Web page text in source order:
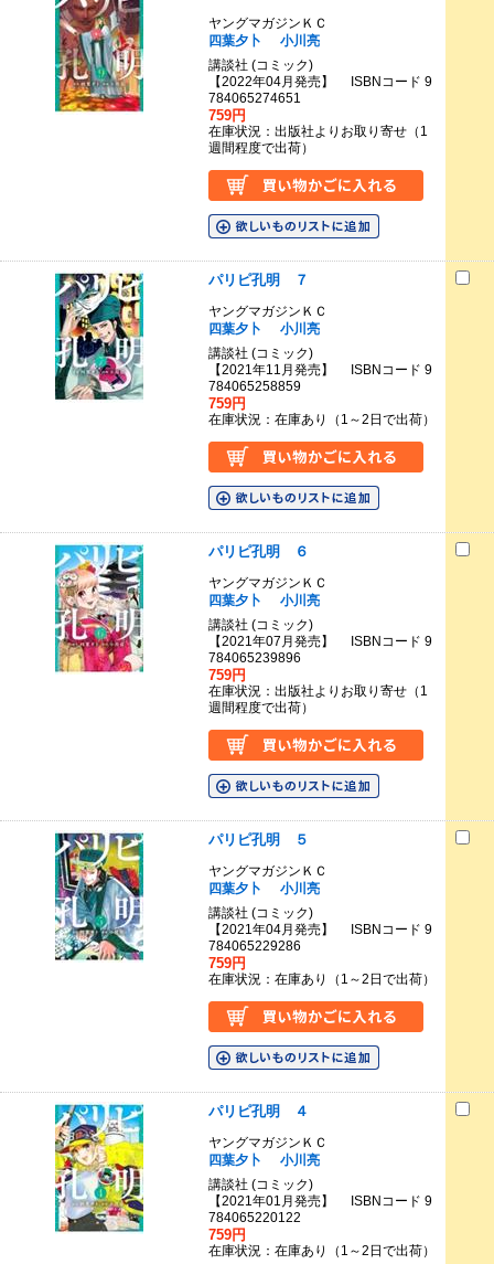
ヤングマガジンＫＣ
四葉夕卜
小川亮
講談社 (コミック)
【2022年04月発売】 ISBNコード 9
784065274651
759円
在庫状況：出版社よりお取り寄せ（1
週間程度で出荷）
パリピ孔明 ７
ヤングマガジンＫＣ
四葉夕卜
小川亮
講談社 (コミック)
【2021年11月発売】 ISBNコード 9
784065258859
759円
在庫状況：在庫あり（1～2日で出荷）
パリピ孔明 ６
ヤングマガジンＫＣ
四葉夕卜
小川亮
講談社 (コミック)
【2021年07月発売】 ISBNコード 9
784065239896
759円
在庫状況：出版社よりお取り寄せ（1
週間程度で出荷）
パリピ孔明 ５
ヤングマガジンＫＣ
四葉夕卜
小川亮
講談社 (コミック)
【2021年04月発売】 ISBNコード 9
784065229286
759円
在庫状況：在庫あり（1～2日で出荷）
パリピ孔明 ４
ヤングマガジンＫＣ
四葉夕卜
小川亮
講談社 (コミック)
【2021年01月発売】 ISBNコード 9
784065220122
759円
在庫状況：在庫あり（1～2日で出荷）